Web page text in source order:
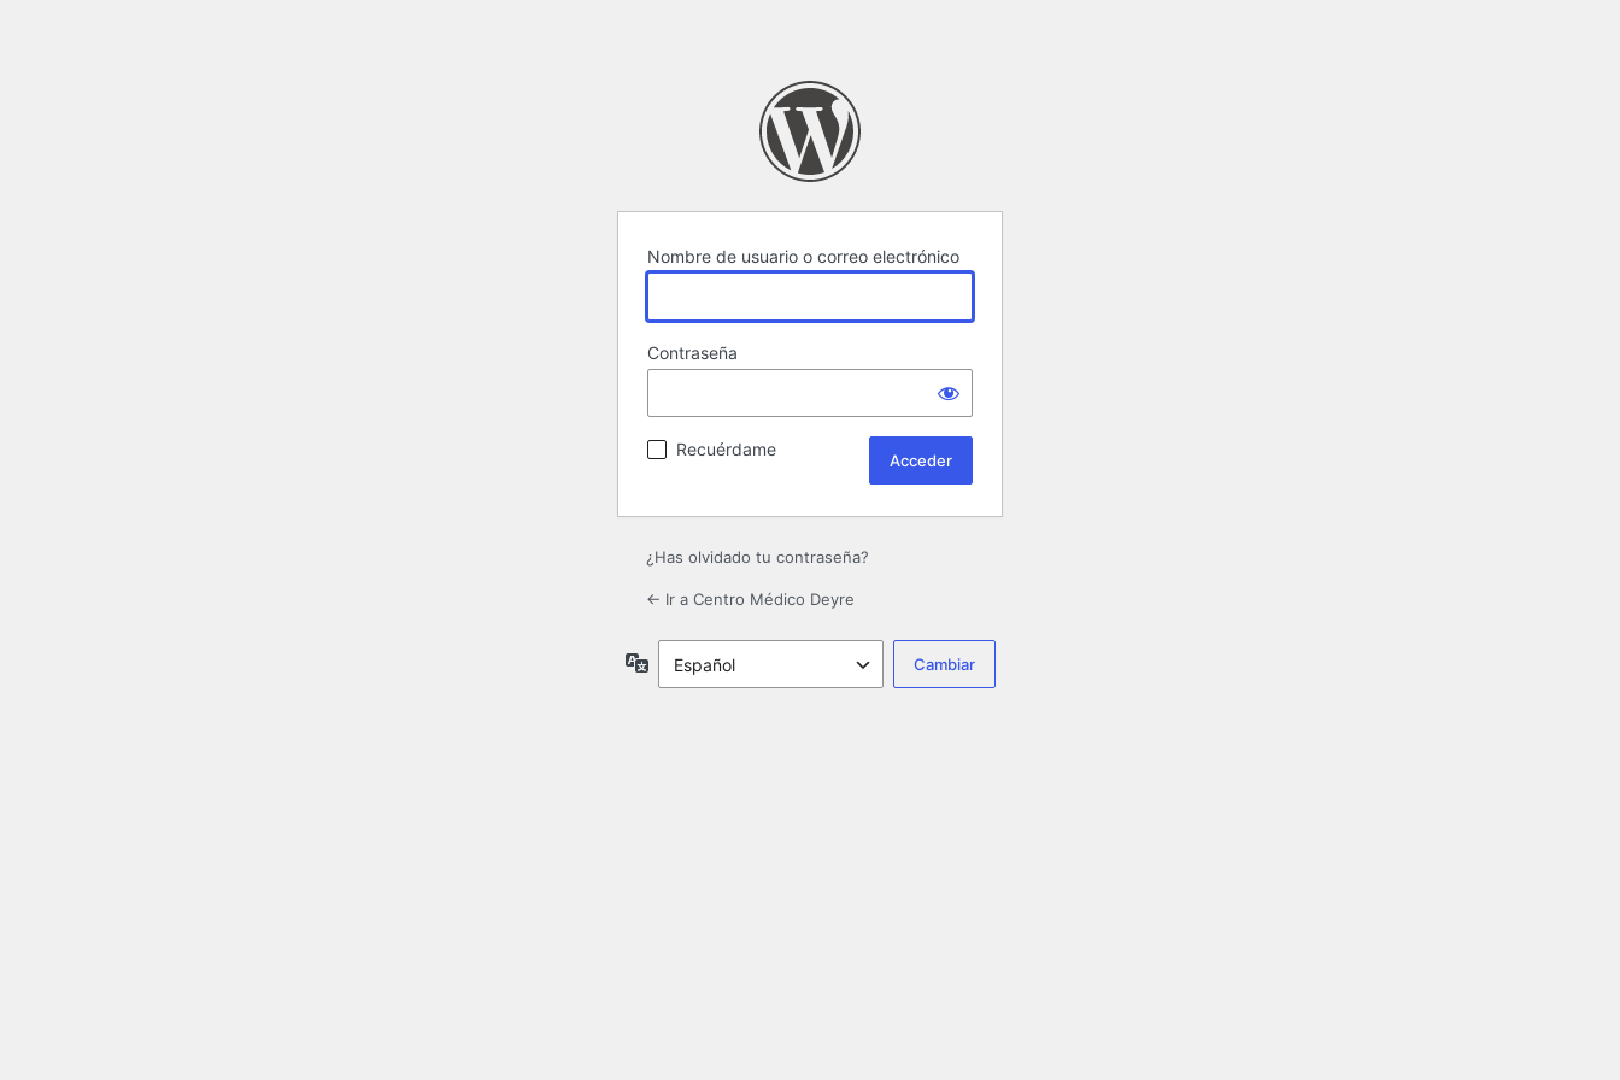
Nombre de usuario o correo electrónico
Contraseña
Recuérdame
¿Has olvidado tu contraseña?
← Ir a Centro Médico Deyre
Idioma